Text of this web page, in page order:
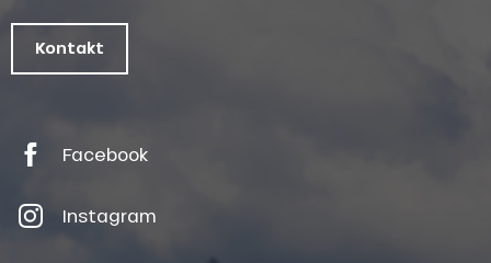
Kontakt
Facebook
Instagram